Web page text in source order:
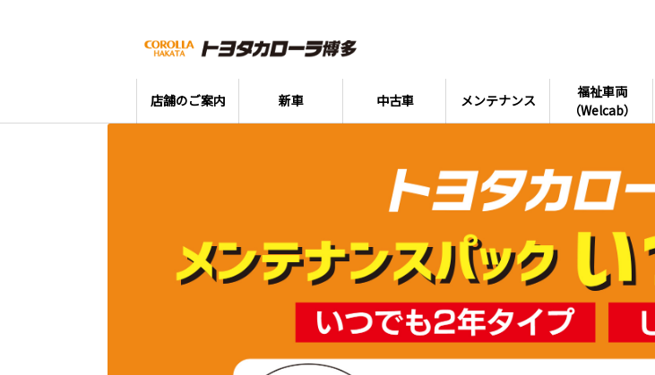
店舗のご案内 新車 中古車 メンテナンス
福祉車両
（Welcab）